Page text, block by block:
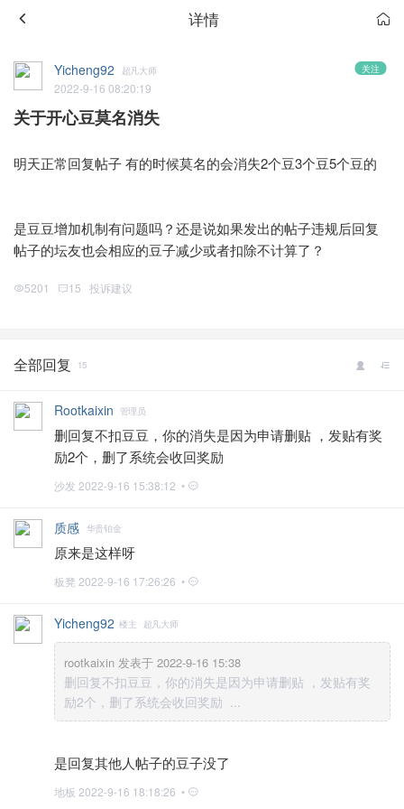
详情
关注
Yicheng92 超凡大师
2022-9-16 08:20:19
关于开心豆莫名消失
明天正常回复帖子 有的时候莫名的会消失2个豆3个豆5个豆的
是豆豆增加机制有问题吗？还是说如果发出的帖子违规后回复
帖子的坛友也会相应的豆子减少或者扣除不计算了？
5201 15 投诉建议
全部回复 15
Rootkaixin 管理员
删回复不扣豆豆，你的消失是因为申请删贴 ，发贴有奖
励2个，删了系统会收回奖励
沙发 2022-9-16 15:38:12 •
质感 华贵铂金
原来是这样呀
板凳 2022-9-16 17:26:26 •
Yicheng92 楼主 超凡大师
rootkaixin 发表于 2022-9-16 15:38
删回复不扣豆豆，你的消失是因为申请删贴 ，发贴有奖
励2个，删了系统会收回奖励 ...
是回复其他人帖子的豆子没了
地板 2022-9-16 18:18:26 •